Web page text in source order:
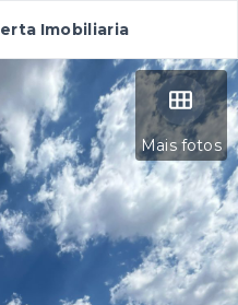
Imobiliaria
Mais fotos